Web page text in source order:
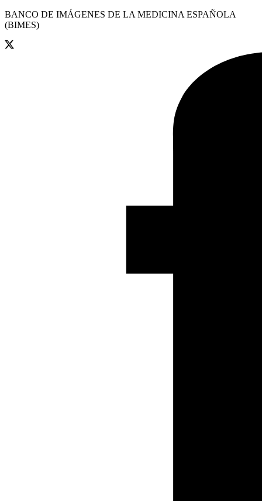
BANCO DE IMÁGENES DE LA MEDICINA ESPAÑOLA
(BIMES)